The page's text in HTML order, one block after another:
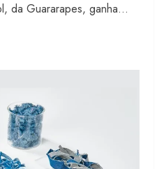
da Guararapes, ganha...